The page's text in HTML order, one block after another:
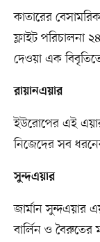
কাতারের
ফ্লাইট পরিচালনা
দেওয়া এক
রায়ানএয়ার
ইউরোপের এই
নিজেদের সব
সুন্দএয়ার
জার্মান সুন্দএয়ার
বার্লিন ও বৈরুতের